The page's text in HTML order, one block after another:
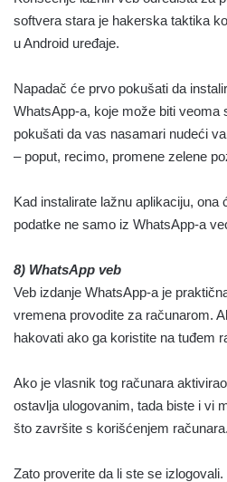
softvera stara je hakerska taktika
u Android uređaje.
Napadač će prvo pokušati da
WhatsApp-a, koje može biti veoma
pokušati da vas nasamari nudeći
– poput, recimo, promene zelene
Kad instalirate lažnu aplikaciju, ona
podatke ne samo iz WhatsApp-a
8) WhatsApp veb
Veb izdanje WhatsApp-a je
vremena provodite za računarom.
hakovati ako ga koristite na tuđem
Ako je vlasnik tog računara
ostavlja ulogovanim, tada biste i vi
što završite s korišćenjem računara.
Zato proverite da li ste se